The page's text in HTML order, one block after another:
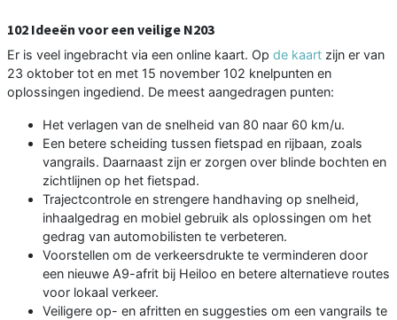
102 Ideeën voor een veilige N203
Er is veel ingebracht via een online kaart. Op de kaart zijn er van
23 oktober tot en met 15 november 102 knelpunten en
oplossingen ingediend. De meest aangedragen punten:
Het verlagen van de snelheid van 80 naar 60 km/u.
Een betere scheiding tussen fietspad en rijbaan, zoals
vangrails. Daarnaast zijn er zorgen over blinde bochten en
zichtlijnen op het fietspad.
Trajectcontrole en strengere handhaving op snelheid,
inhaalgedrag en mobiel gebruik als oplossingen om het
gedrag van automobilisten te verbeteren.
Voorstellen om de verkeersdrukte te verminderen door
een nieuwe A9-afrit bij Heiloo en betere alternatieve routes
voor lokaal verkeer.
Veiligere op- en afritten en suggesties om een vangrails te